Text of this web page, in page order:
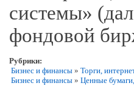
системы»
фондовой
Рубрики:
Бизнес и финансы » Торги,
Бизнес и финансы » Ценные